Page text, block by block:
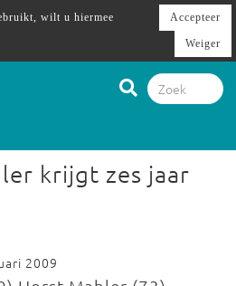
krijgt zes jaar
2009
wilt u hiermee
Accepteer
Weiger